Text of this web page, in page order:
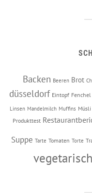
Backen Beeren Brot
düsseldorf Eintopf Fenchel
Linsen Mandelmilch Muffins Müsli
Produkttest
Suppe Tarte Tomaten Torte
vegetarisch